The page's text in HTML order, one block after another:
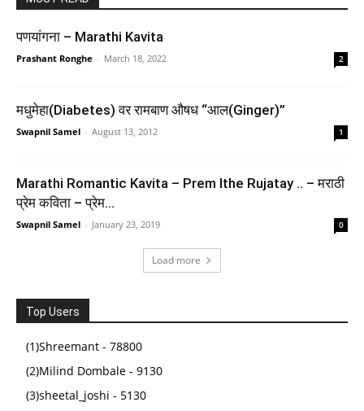
Indian Polity Courseware (English), 8e by M
Laxmikanth for UPSC 2026 | 40+ Conceptual Videos
| Colour eBook | Solved 13 Years Prelims PYQs
पणयांगना – Marathi Kavita
Prashant Ronghe - March 18, 2022 2
मधुमेहा(Diabetes) वर रामबाण औषध “आल(Ginger)”
Swapnil Samel - August 13, 2012 1
Marathi Romantic Kavita – Prem Ithe Rujatay .. – मराठी
प्रेम कविता – प्रेम...
Swapnil Samel - January 23, 2019 0
Load more
Top Users
(1)Shreemant - 78800
(2)Milind Dombale - 9130
(3)sheetal_joshi - 5130